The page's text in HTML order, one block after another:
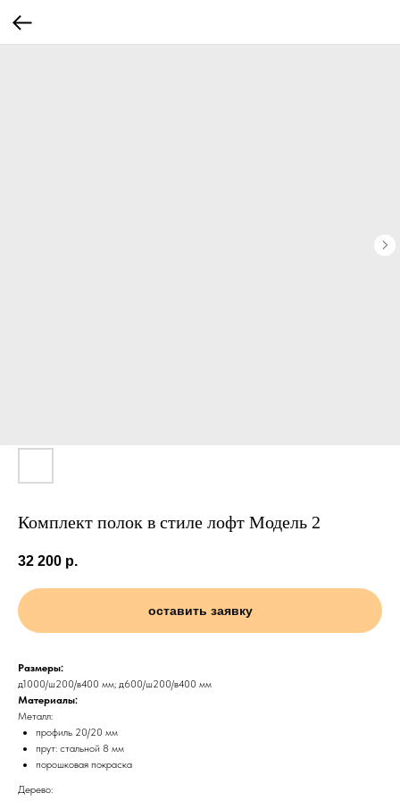
Комплект полок в стиле лофт Модель 2
32 200 р.
оставить заявку
Размеры:
д1000/ш200/в400 мм; д600/ш200/в400 мм
Материалы:
Металл:
профиль 20/20 мм
прут: стальной 8 мм
порошковая покраска
Дерево: